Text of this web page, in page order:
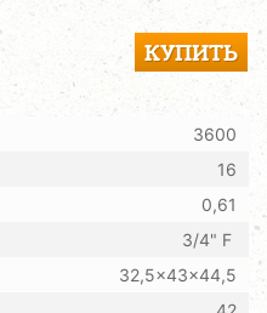
КУПИТЬ
3600
16
0,61
3/4" F
32,5x43x44,5